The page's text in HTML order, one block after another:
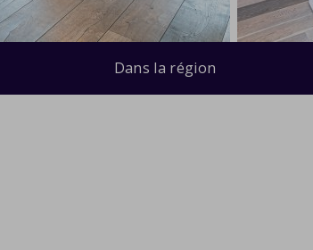
Dans la région